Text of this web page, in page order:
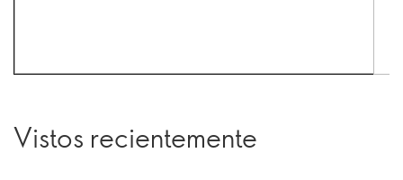
Vistos recientemente